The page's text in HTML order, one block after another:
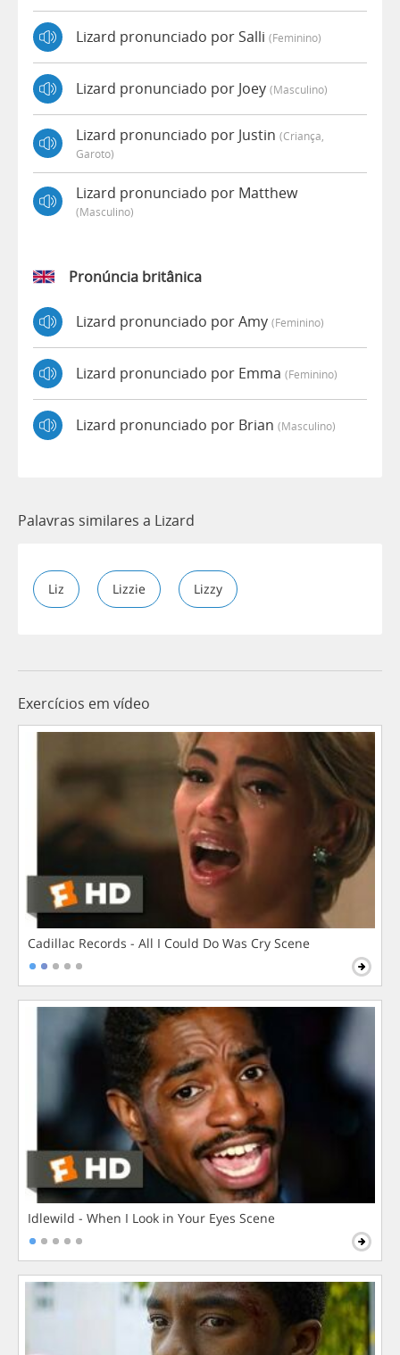
Lizard pronunciado por Salli (feminino)
Lizard pronunciado por Joey (masculino)
Lizard pronunciado por Justin (criança,
Garoto)
Lizard pronunciado por Matthew
(masculino)
Pronúncia britânica
Lizard pronunciado por Amy (feminino)
Lizard pronunciado por Emma (feminino)
Lizard pronunciado por Brian (masculino)
Palavras similares a Lizard
Liz Lizzie Lizzy
Exercícios em vídeo
Cadillac Records - All I Could Do Was Cry Scene
Idlewild - When I Look in Your Eyes Scene